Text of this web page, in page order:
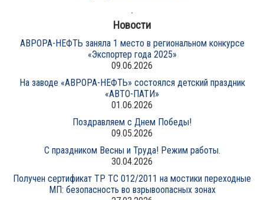
Новости
АВРОРА-НЕФТЬ заняла 1 место в региональном конкурсе
«Экспортер года 2025»
09.06.2026
На заводе «АВРОРА-НЕФТЬ» состоялся детский праздник
«АВТО-ПАТИ»
01.06.2026
Поздравляем с Днем Победы!
09.05.2026
С праздником Весны и Труда! Режим работы.
30.04.2026
Получен сертификат ТР ТС 012/2011 на мостики переходные
МП: безопасность во взрывоопасных зонах